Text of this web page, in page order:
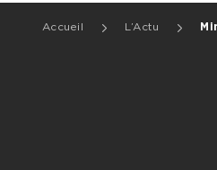
Accueil L’Actu